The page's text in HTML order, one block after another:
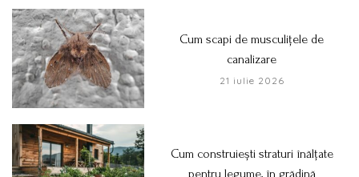
Cum scapi de musculițele de
canalizare
21 iulie 2026
Cum construiești straturi înălțate
pentru legume, în grădină